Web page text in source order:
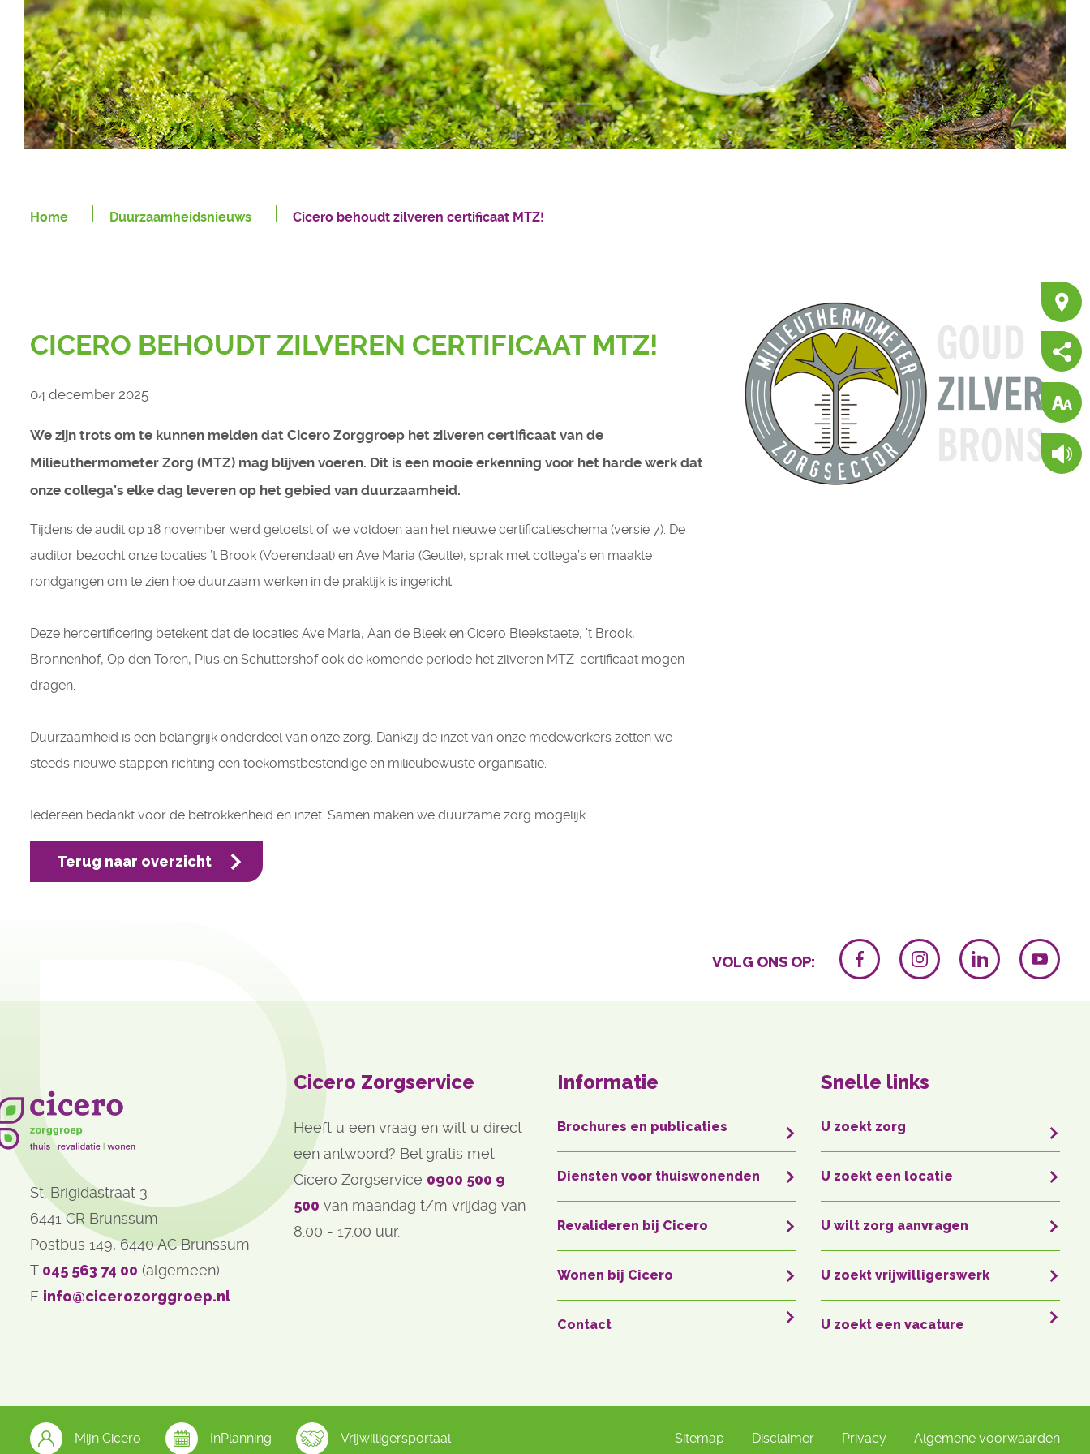
Home Duurzaamheidsnieuws Cicero behoudt zilveren certificaat MTZ!
CICERO BEHOUDT ZILVEREN CERTIFICAAT MTZ!
04 december 2025
We zijn trots om te kunnen melden dat Cicero Zorggroep het zilveren certificaat van de
Milieuthermometer Zorg (MTZ) mag blijven voeren. Dit is een mooie erkenning voor het harde werk dat
onze collega’s elke dag leveren op het gebied van duurzaamheid.
Tijdens de audit op 18 november werd getoetst of we voldoen aan het nieuwe certificatieschema (versie 7). De
auditor bezocht onze locaties ’t Brook (Voerendaal) en Ave Maria (Geulle), sprak met collega’s en maakte
rondgangen om te zien hoe duurzaam werken in de praktijk is ingericht.
Deze hercertificering betekent dat de locaties Ave Maria, Aan de Bleek en Cicero Bleekstaete, ’t Brook,
Bronnenhof, Op den Toren, Pius en Schuttershof ook de komende periode het zilveren MTZ-certificaat mogen
dragen.
Duurzaamheid is een belangrijk onderdeel van onze zorg. Dankzij de inzet van onze medewerkers zetten we
steeds nieuwe stappen richting een toekomstbestendige en milieubewuste organisatie.
Iedereen bedankt voor de betrokkenheid en inzet. Samen maken we duurzame zorg mogelijk.
Terug naar overzicht
VOLG ONS OP:
St. Brigidastraat 3
6441 CR Brunssum
Postbus 149, 6440 AC Brunssum
T 045 563 74 00 (algemeen)
E info@cicerozorggroep.nl
Cicero Zorgservice
Heeft u een vraag en wilt u direct
een antwoord? Bel gratis met
Cicero Zorgservice 0900 500 9
500 van maandag t/m vrijdag van
8.00 - 17.00 uur.
Informatie
Brochures en publicaties
Diensten voor thuiswonenden
Revalideren bij Cicero
Wonen bij Cicero
Contact
Snelle links
U zoekt zorg
U zoekt een locatie
U wilt zorg aanvragen
U zoekt vrijwilligerswerk
U zoekt een vacature
Mijn Cicero InPlanning Vrijwilligersportaal Sitemap Disclaimer Privacy Algemene voorwaarden